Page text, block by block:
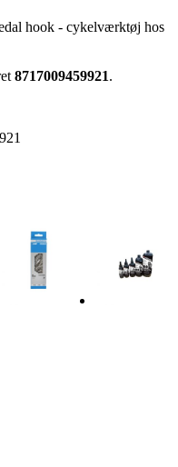
hook - cykelværktøj hos
8717009459921.